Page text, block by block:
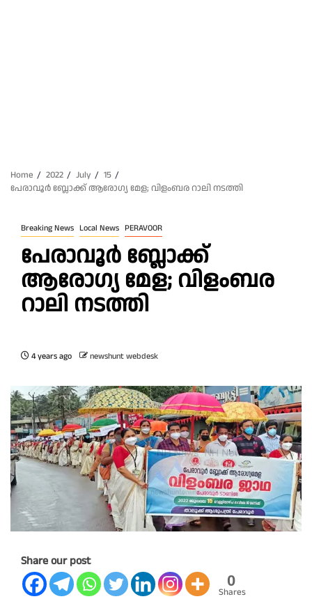
Home 2022 July
15
പേരാവൂർ ബ്ലോക്ക് ആരോഗ്യ മേള; വിളംബര റാലി നടത്തി
Breaking News Local News PERAVOOR
പേരാവൂർ ബ്ലോക്ക്
ആരോഗ്യ മേള; വിളംബര
റാലി നടത്തി
4 years ago newshunt webdesk
Share our post
0
Shares